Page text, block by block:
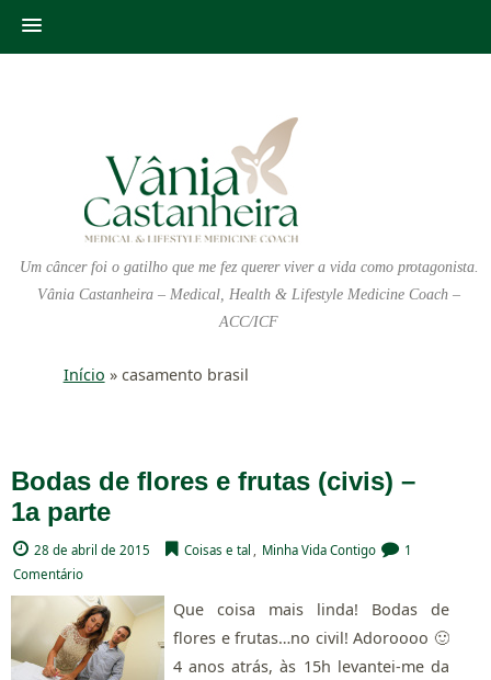
Um câncer foi o gatilho que me fez querer viver a vida como protagonista.
Vânia Castanheira – Medical, Health & Lifestyle Medicine Coach –
ACC/ICF
Início » casamento brasil
Bodas de flores e frutas (civis) –
1a parte
28 de abril de 2015 Coisas e tal , Minha Vida Contigo
1
Comentário
Que coisa mais linda! Bodas de
flores e frutas…no civil! Adoroooo 🙂
4 anos atrás, às 15h levantei-me da